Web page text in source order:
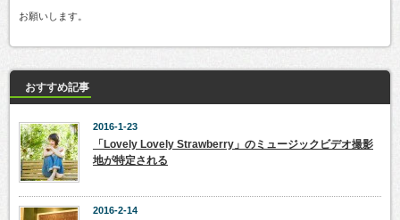
お願いします。
おすすめ記事
2016-1-23
「Lovely Lovely Strawberry」のミュージックビデオ撮影
地が特定される
2016-2-14